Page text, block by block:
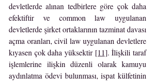
devletlerde alınan tedbirlere göre çok daha
efektiftir ve common law uygulanan
devletlerde şirket ortaklarının tazminat davası
açma oranları, civil law uygulanan devletlere
kıyasen çok daha yüksektir [11]. İlişkili taraf
işlemlerine ilişkin düzenli olarak kamuyu
aydınlatma ödevi bulunması, ispat külfetinin